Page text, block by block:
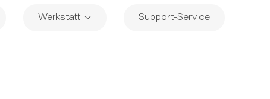
Werkstatt Support-Service